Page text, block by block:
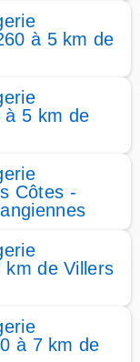
à 5 km de
à 5 km de
Côtes -
km de Villers
à 7 km de